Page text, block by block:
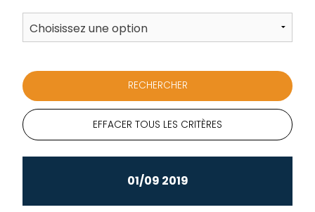
EFFACER TOUS LES CRITÈRES
01/09 2019